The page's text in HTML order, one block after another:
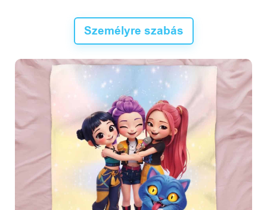
Személyre szabás